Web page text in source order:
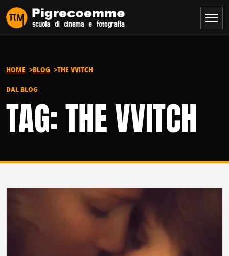
Vai al contenuto
HOME BLOG THE VVITCH
DAL BLOG
TAG: THE VVITCH